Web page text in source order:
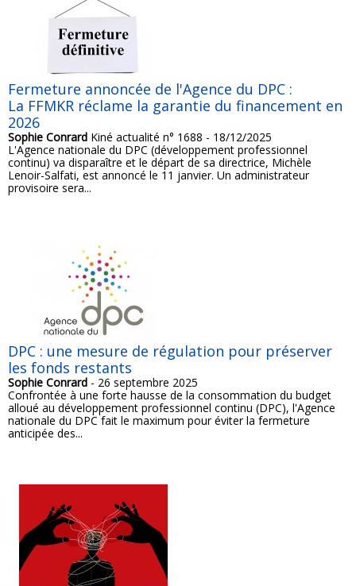
Fermeture annoncée de l'Agence du DPC :
La FFMKR réclame la garantie du financement en
2026
Sophie Conrard Kiné actualité n° 1688 - 18/12/2025
L'Agence nationale du DPC (développement professionnel
continu) va disparaître et le départ de sa directrice, Michèle
Lenoir-Salfati, est annoncé le 11 janvier. Un administrateur
provisoire sera...
DPC : une mesure de régulation pour préserver
les fonds restants
Sophie Conrard - 26 septembre 2025
Confrontée à une forte hausse de la consommation du budget
alloué au développement professionnel continu (DPC), l'Agence
nationale du DPC fait le maximum pour éviter la fermeture
anticipée des...